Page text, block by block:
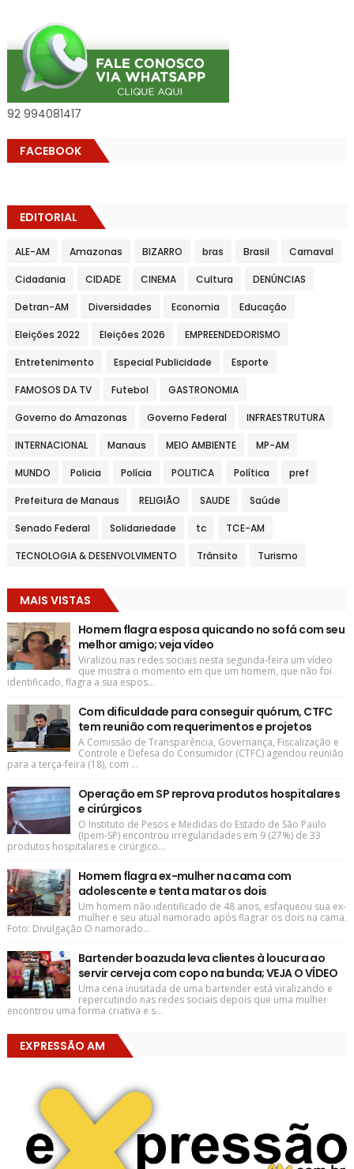
92 994081417
FACEBOOK
EDITORIAL
ALE-AM Amazonas BIZARRO bras Brasil Carnaval
Cidadania CIDADE CINEMA Cultura DENÚNCIAS
Detran-AM Diversidades Economia Educação
Eleições 2022 Eleições 2026 EMPREENDEDORISMO
Entretenimento Especial Publicidade Esporte
FAMOSOS DA TV Futebol GASTRONOMIA
Governo do Amazonas Governo Federal INFRAESTRUTURA
INTERNACIONAL Manaus MEIO AMBIENTE MP-AM
MUNDO Policia Polícia POLITICA Política pref
Prefeitura de Manaus RELIGIÃO SAUDE Saúde
Senado Federal Solidariedade tc TCE-AM
TECNOLOGIA & DESENVOLVIMENTO Trânsito Turismo
MAIS VISTAS
Homem flagra esposa quicando no sofá com seu
melhor amigo; veja vídeo
Viralizou nas redes sociais nesta segunda-feira um vídeo
que mostra o momento em que um homem, que não foi
identificado, flagra a sua espos...
Com dificuldade para conseguir quórum, CTFC
tem reunião com requerimentos e projetos
A Comissão de Transparência, Governança, Fiscalização e
Controle e Defesa do Consumidor (CTFC) agendou reunião
para a terça-feira (18), com ...
Operação em SP reprova produtos hospitalares
e cirúrgicos
O Instituto de Pesos e Medidas do Estado de São Paulo
(Ipem-SP) encontrou irregularidades em 9 (27%) de 33
produtos hospitalares e cirúrgico...
Homem flagra ex-mulher na cama com
adolescente e tenta matar os dois
Um homem não identificado de 48 anos, esfaqueou sua ex-
mulher e seu atual namorado após flagrar os dois na cama.
Foto: Divulgação O namorado...
Bartender boazuda leva clientes à loucura ao
servir cerveja com copo na bunda; VEJA O VÍDEO
Uma cena inusitada de uma bartender está viralizando e
repercutindo nas redes sociais depois que uma mulher
encontrou uma forma criativa e s...
EXPRESSÃO AM